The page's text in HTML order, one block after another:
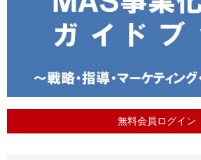
無料会員ログイン